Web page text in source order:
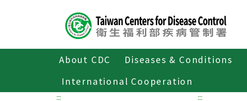
About CDC Diseases & Conditions
International Cooperation
傳染病與防疫專題
::: :::